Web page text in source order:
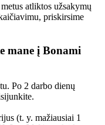
atliktos užsakymų
priskirsime
mane į Bonami
Po 2 darbo dienų
(t. y. mažiausiai 1